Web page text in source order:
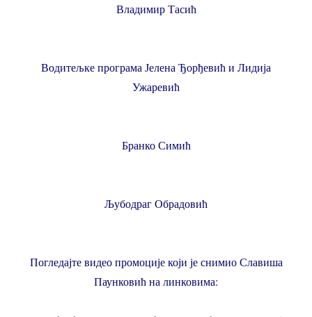
Владимир Тасић
Водитељке програма Јелена Ђорђевић и Лидија
Ужаревић
Бранко Симић
Љубодраг Обрадовић
Погледајте видео промоције који је снимио Славиша
Паунковић на линковима: